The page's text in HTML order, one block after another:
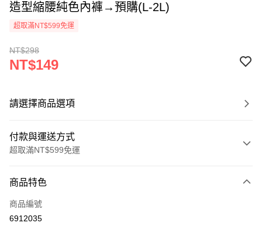
造型縮腰純色內褲→預購(L-2L)
超取滿NT$599免運
NT$298
NT$149
請選擇商品選項
付款與運送方式
超取滿NT$599免運
信用卡一次付款
信用卡分期付款
商品特色
商品編號
6912035